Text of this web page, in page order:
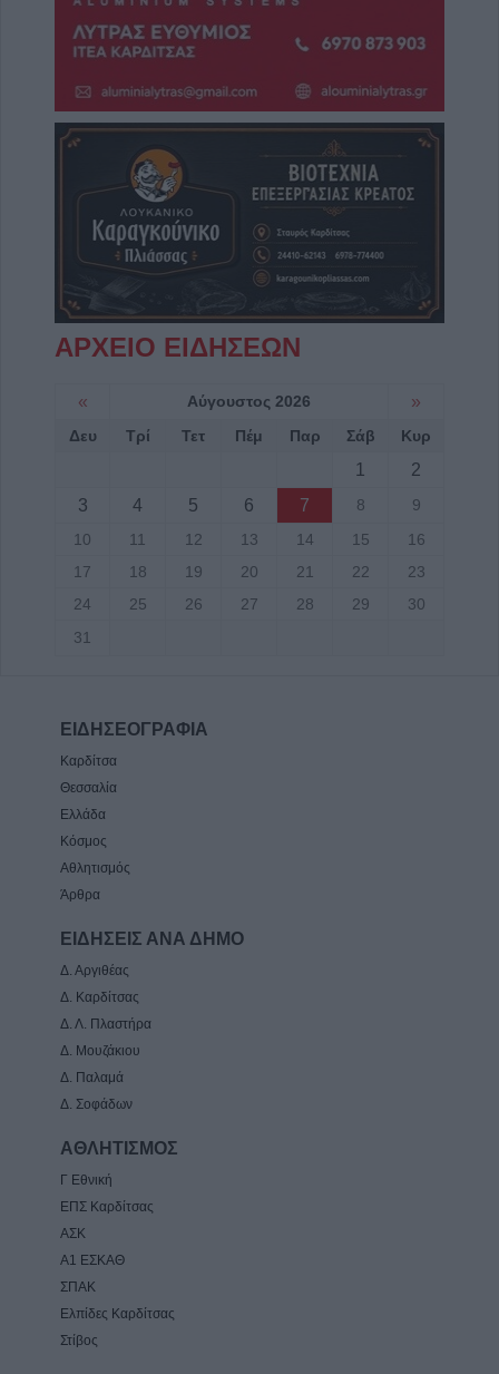
ΑΡΧΕΙΟ ΕΙΔΗΣΕΩΝ
« Αύγουστος 2026 »
Δευ Τρί Τετ Πέμ Παρ Σάβ Κυρ
1
2
3
4 5 6 7 8
9
10
11 12 13 14 15
16
17
18 19 20 21 22
23
24
25 26 27 28 29
30
31
ΕΙΔΗΣΕΟΓΡΑΦΙΑ
Καρδίτσα
Θεσσαλία
Ελλάδα
Κόσμος
Αθλητισμός
Άρθρα
ΕΙΔΗΣΕΙΣ ΑΝΑ ΔΗΜΟ
Δ. Αργιθέας
Δ. Καρδίτσας
Δ. Λ. Πλαστήρα
Δ. Μουζάκιου
Δ. Παλαμά
Δ. Σοφάδων
ΑΘΛΗΤΙΣΜΟΣ
Γ Εθνική
ΕΠΣ Καρδίτσας
ΑΣΚ
Α1 ΕΣΚΑΘ
ΣΠΑΚ
Ελπίδες Καρδίτσας
Στίβος